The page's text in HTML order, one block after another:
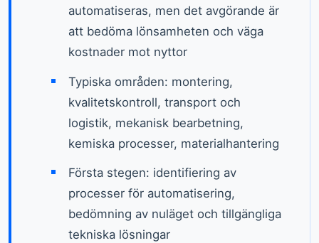
automatiseras, men det avgörande är
att bedöma lönsamheten och väga
kostnader mot nyttor
Typiska områden: montering,
kvalitetskontroll, transport och
logistik, mekanisk bearbetning,
kemiska processer, materialhantering
Första stegen: identifiering av
processer för automatisering,
bedömning av nuläget och tillgängliga
tekniska lösningar